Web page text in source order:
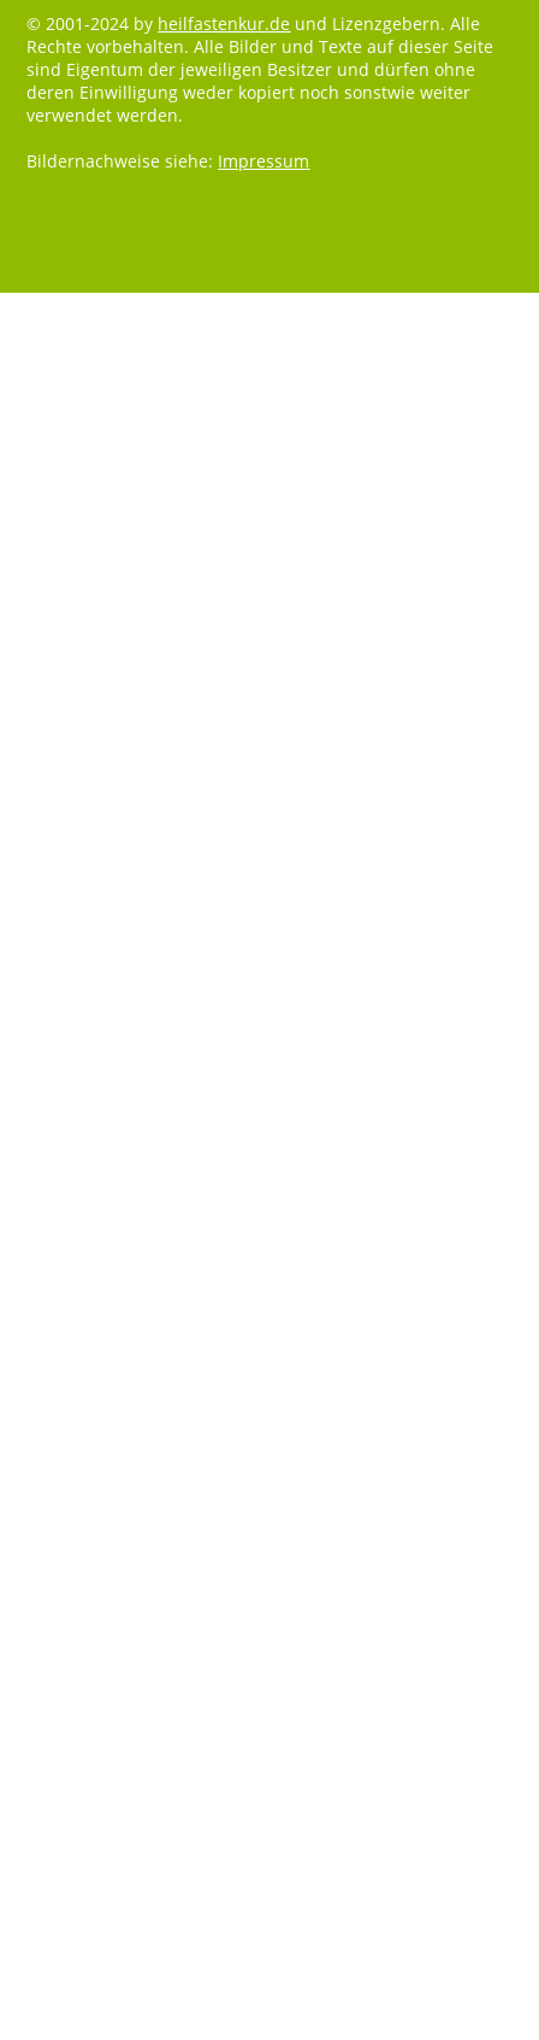
© 2001-2024 by heilfastenkur.de und Lizenzgebern. Alle
Rechte vorbehalten. Alle Bilder und Texte auf dieser Seite
sind Eigentum der jeweiligen Besitzer und dürfen ohne
deren Einwilligung weder kopiert noch sonstwie weiter
verwendet werden.
Bildernachweise siehe: Impressum